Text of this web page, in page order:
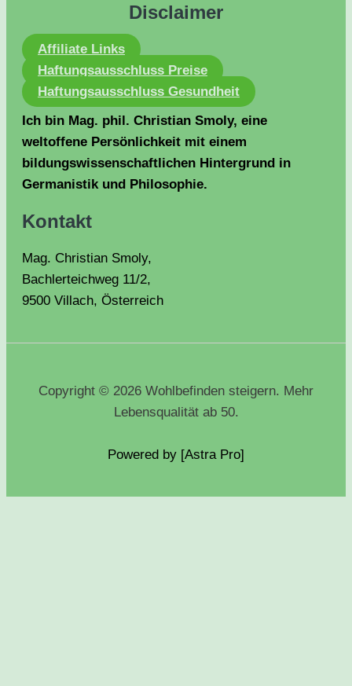
Disclaimer
Affiliate Links
Haftungsausschluss Preise
Haftungsausschluss Gesundheit
Ich bin Mag. phil. Christian Smoly, eine
weltoffene Persönlichkeit mit einem
bildungswissenschaftlichen Hintergrund in
Germanistik und Philosophie.
Kontakt
Mag. Christian Smoly,
Bachlerteichweg 11/2,
9500 Villach, Österreich
Copyright © 2026 Wohlbefinden steigern. Mehr
Lebensqualität ab 50.
Powered by [Astra Pro]